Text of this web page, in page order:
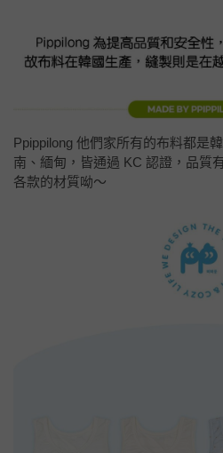
Ppippilong 他們家所有的布料都是
南、緬甸，皆通過 KC 認證，品質
各款的材質呦～